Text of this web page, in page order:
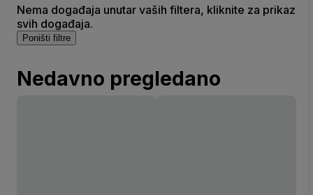
Nema događaja unutar vaših filtera, kliknite za prikaz
svih događaja.
Poništi filtre
Nedavno pregledano